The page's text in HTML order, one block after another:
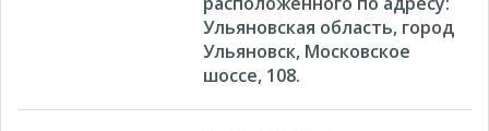
Ульяновская область, город
Ульяновск, Московское
шоссе, 108.